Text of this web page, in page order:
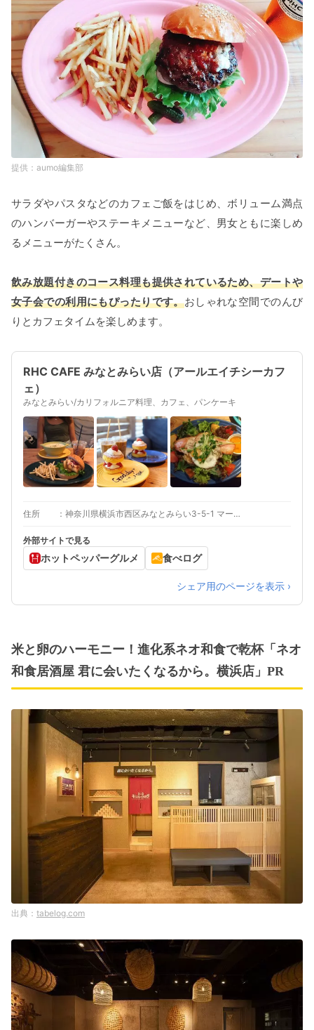
aumo編集部
サラダやパスタなどのカフェご飯をはじめ、ボリューム満点
のハンバーガーやステーキメニューなど、男女ともに楽しめ
るメニューがたくさん。
飲み放題付きのコース料理も提供されているため、デートや
女子会での利用にもぴったりです。おしゃれな空間でのんび
りとカフェタイムを楽しめます。
RHC CAFE みなとみらい店（アールエイチシーカフ
ェ）
みなとみらい/カリフォルニア料理、カフェ、パンケーキ
住所 神奈川県横浜市西区みなとみらい3-5-1 マークイズみなとみらい1F RHC ロンハーマンみなとみらい店内
外部サイトで見る
ホットペッパーグルメ 食べログ
シェア用のページを表示 ›
米と卵のハーモニー！進化系ネオ和食で乾杯「ネオ
和食居酒屋 君に会いたくなるから。横浜店」PR
tabelog.com